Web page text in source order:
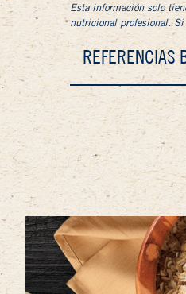
Esta información solo
nutricional profesional.
REFERENCIAS